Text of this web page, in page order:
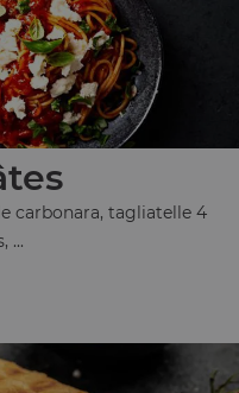
carbonara, tagliatelle 4
...